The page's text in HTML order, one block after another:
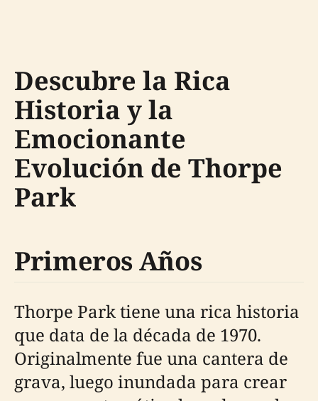
Descubre la Rica
Historia y la
Emocionante
Evolución de Thorpe
Park
Primeros Años
Thorpe Park tiene una rica historia
que data de la década de 1970.
Originalmente fue una cantera de
grava, luego inundada para crear